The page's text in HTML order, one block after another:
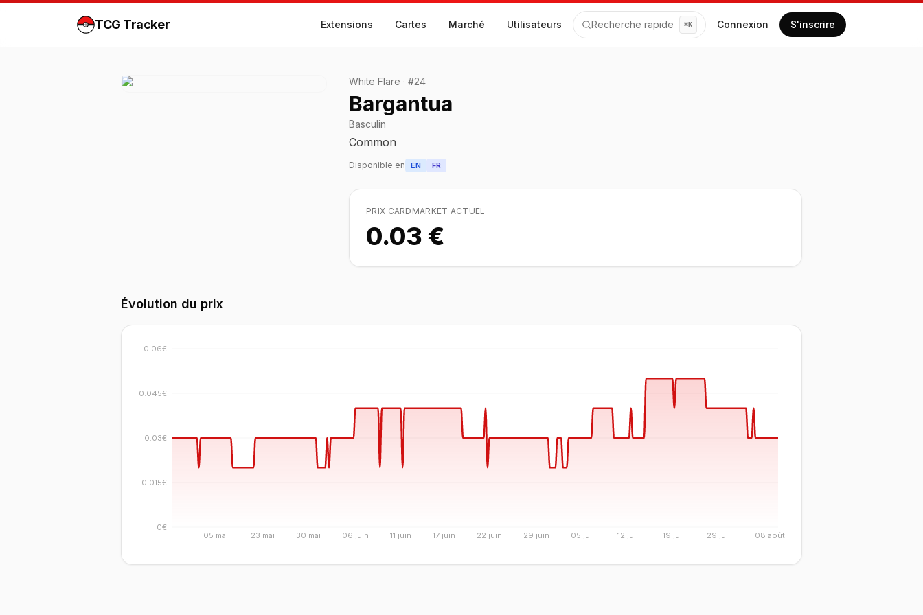
TCG Tracker Extensions Cartes Marché Utilisateurs Recherche rapide ⌘K Connexion S'inscrire
White Flare · #24
Bargantua
Basculin
Common
Disponible en EN FR
PRIX CARDMARKET ACTUEL
0.03 €
Évolution du prix
05 mai 23 mai 30 mai 06 juin 11 juin 17 juin 22 juin 29 juin 05 juil. 12 juil. 19 juil. 29 juil. 08 août
0€
0.015€
0.03€
0.045€
0.06€